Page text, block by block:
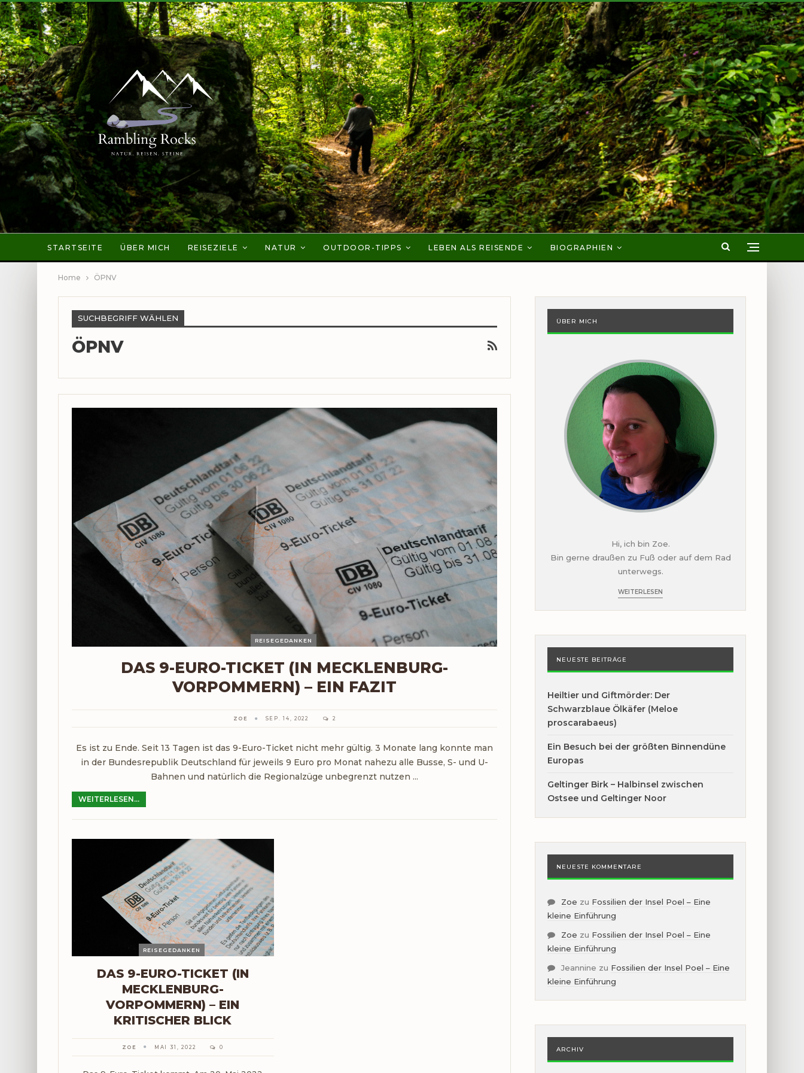
STARTSEITE ÜBER MICH REISEZIELE NATUR OUTDOOR-TIPPS LEBEN ALS REISENDE BIOGRAPHIEN
Home ÖPNV
SUCHBEGRIFF WÄHLEN
ÖPNV
REISEGEDANKEN
DAS 9-EURO-TICKET (IN MECKLENBURG-
VORPOMMERN) – EIN FAZIT
ZOE SEP. 14, 2022 2
Es ist zu Ende. Seit 13 Tagen ist das 9-Euro-Ticket nicht mehr gültig. 3 Monate lang konnte man
in der Bundesrepublik Deutschland für jeweils 9 Euro pro Monat nahezu alle Busse, S- und U-
Bahnen und natürlich die Regionalzüge unbegrenzt nutzen ...
WEITERLESEN...
REISEGEDANKEN
DAS 9-EURO-TICKET (IN
MECKLENBURG-
VORPOMMERN) – EIN
KRITISCHER BLICK
ZOE MAI 31, 2022 0
ÜBER MICH
Hi, ich bin Zoe.
Bin gerne draußen zu Fuß oder auf dem Rad
unterwegs.
WEITERLESEN
NEUESTE BEITRÄGE
Heiltier und Giftmörder: Der
Schwarzblaue Ölkäfer (Meloe
proscarabaeus)
Ein Besuch bei der größten Binnendüne
Europas
Geltinger Birk – Halbinsel zwischen
Ostsee und Geltinger Noor
NEUESTE KOMMENTARE
Zoe zu Fossilien der Insel Poel – Eine
kleine Einführung
Zoe zu Fossilien der Insel Poel – Eine
kleine Einführung
Jeannine zu Fossilien der Insel Poel – Eine
kleine Einführung
ARCHIV